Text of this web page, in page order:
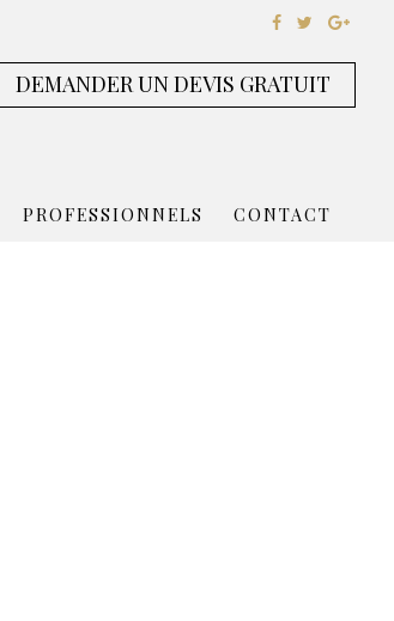
DEMANDER UN DEVIS GRATUIT
PROFESSIONNELS CONTACT